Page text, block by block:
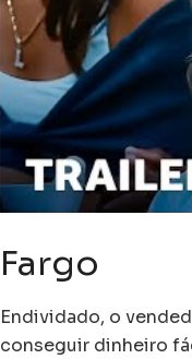
Fargo
Endividado, o
conseguir dinheiro